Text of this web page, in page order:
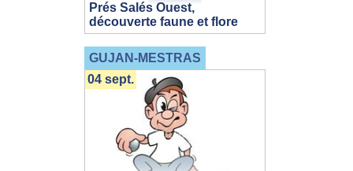
Prés Salés Ouest,
découverte faune et flore
GUJAN-MESTRAS
04 sept.